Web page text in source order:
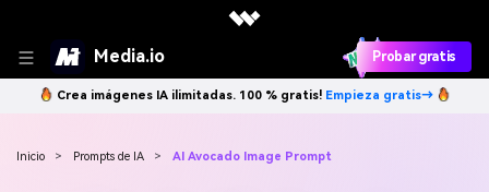
Media.io Probar gratis
Crea imágenes IA ilimitadas. 100 % gratis! Empieza gratis→
Inicio > Prompts de IA > AI Avocado Image Prompt